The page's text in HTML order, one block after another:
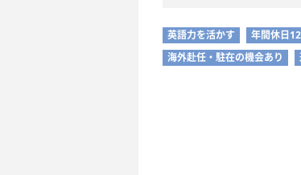
英語力を活かす 年間休日
海外赴任・駐在の機会あり